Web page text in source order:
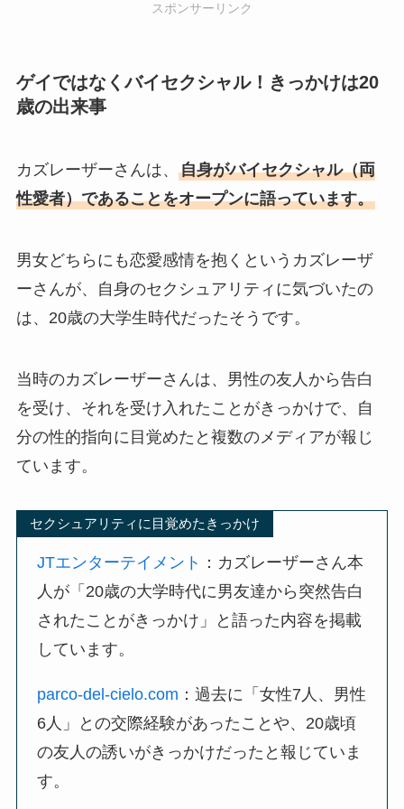
スポンサーリンク
ゲイではなくバイセクシャル！きっかけは20
歳の出来事
カズレーザーさんは、 自身がバイセクシャル（両
性愛者）であることをオープンに語っています。
男女どちらにも恋愛感情を抱くというカズレーザ
ーさんが、自身のセクシュアリティに気づいたの
は、20歳の大学生時代だったそうです。
当時のカズレーザーさんは、男性の友人から告白
を受け、それを受け入れたことがきっかけで、自
分の性的指向に目覚めたと複数のメディアが報じ
ています。
セクシュアリティに目覚めたきっかけ
JTエンターテイメント ：カズレーザーさん本
人が「20歳の大学時代に男友達から突然告白
されたことがきっかけ」と語った内容を掲載
しています。
parco-del-cielo.com ：過去に「女性7人、男性
6人」との交際経験があったことや、20歳頃
の友人の誘いがきっかけだったと報じていま
す。